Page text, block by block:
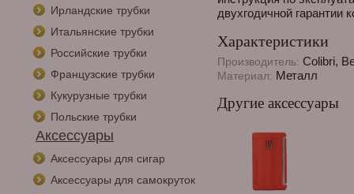
Ирландские трубки
Итальянские трубки
Российские трубки
Французские трубки
Кукурузные трубки
Польские трубки
Аксессуары
Аксессуары для сигар
Аксессуары для самокруток
двухгодичной гарантии
Характеристики
Производитель: Colibri,
Материал: Металл
Другие аксессуары